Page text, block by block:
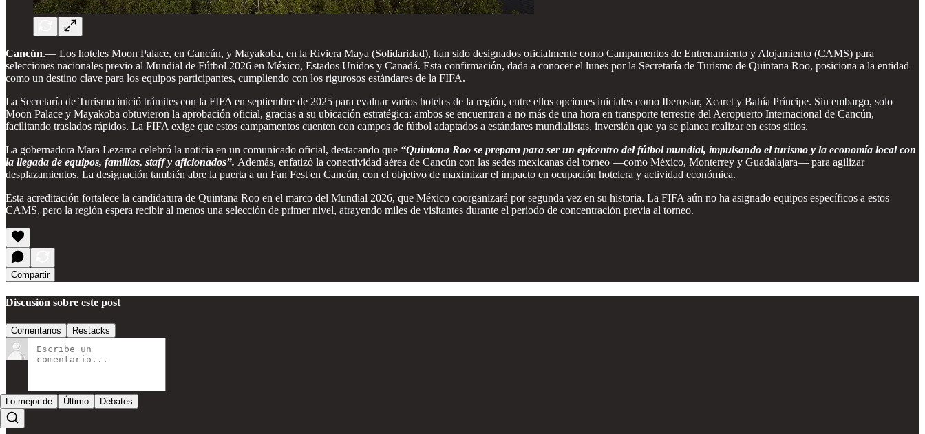
Cancún.— Los hoteles Moon Palace, en Cancún, y Mayakoba, en la Riviera Maya (Solidaridad), han sido designados oficialmente como Campamentos de Entrenamiento y Alojamiento (CAMS) para
selecciones nacionales previo al Mundial de Fútbol 2026 en México, Estados Unidos y Canadá. Esta confirmación, dada a conocer el lunes por la Secretaría de Turismo de Quintana Roo, posiciona a la entidad
como un destino clave para los equipos participantes, cumpliendo con los rigurosos estándares de la FIFA.
La Secretaría de Turismo inició trámites con la FIFA en septiembre de 2025 para evaluar varios hoteles de la región, entre ellos opciones iniciales como Iberostar, Xcaret y Bahía Príncipe. Sin embargo, solo
Moon Palace y Mayakoba obtuvieron la aprobación oficial, gracias a su ubicación estratégica: ambos se encuentran a no más de una hora en transporte terrestre del Aeropuerto Internacional de Cancún,
facilitando traslados rápidos. La FIFA exige que estos campamentos cuenten con campos de fútbol adaptados a estándares mundialistas, inversión que ya se planea realizar en estos sitios.
La gobernadora Mara Lezama celebró la noticia en un comunicado oficial, destacando que “Quintana Roo se prepara para ser un epicentro del fútbol mundial, impulsando el turismo y la economía local con
la llegada de equipos, familias, staff y aficionados”. Además, enfatizó la conectividad aérea de Cancún con las sedes mexicanas del torneo —como México, Monterrey y Guadalajara— para agilizar
desplazamientos. La designación también abre la puerta a un Fan Fest en Cancún, con el objetivo de maximizar el impacto en ocupación hotelera y actividad económica.
Esta acreditación fortalece la candidatura de Quintana Roo en el marco del Mundial 2026, que México coorganizará por segunda vez en su historia. La FIFA aún no ha asignado equipos específicos a estos
CAMS, pero la región espera recibir al menos una selección de primer nivel, atrayendo miles de visitantes durante el periodo de concentración previa al torneo.
Compartir
Discusión sobre este post
Comentarios Restacks
Lo mejor de Último Debates